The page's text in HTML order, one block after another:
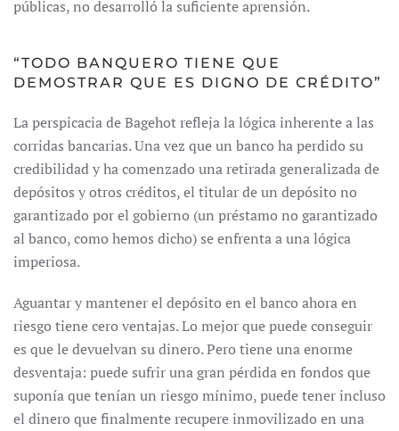
públicas, no desarrolló la suficiente aprensión.
“TODO BANQUERO TIENE QUE
DEMOSTRAR QUE ES DIGNO DE CRÉDITO”
La perspicacia de Bagehot refleja la lógica inherente a las
corridas bancarias. Una vez que un banco ha perdido su
credibilidad y ha comenzado una retirada generalizada de
depósitos y otros créditos, el titular de un depósito no
garantizado por el gobierno (un préstamo no garantizado
al banco, como hemos dicho) se enfrenta a una lógica
imperiosa.
Aguantar y mantener el depósito en el banco ahora en
riesgo tiene cero ventajas. Lo mejor que puede conseguir
es que le devuelvan su dinero. Pero tiene una enorme
desventaja: puede sufrir una gran pérdida en fondos que
suponía que tenían un riesgo mínimo, puede tener incluso
el dinero que finalmente recupere inmovilizado en una